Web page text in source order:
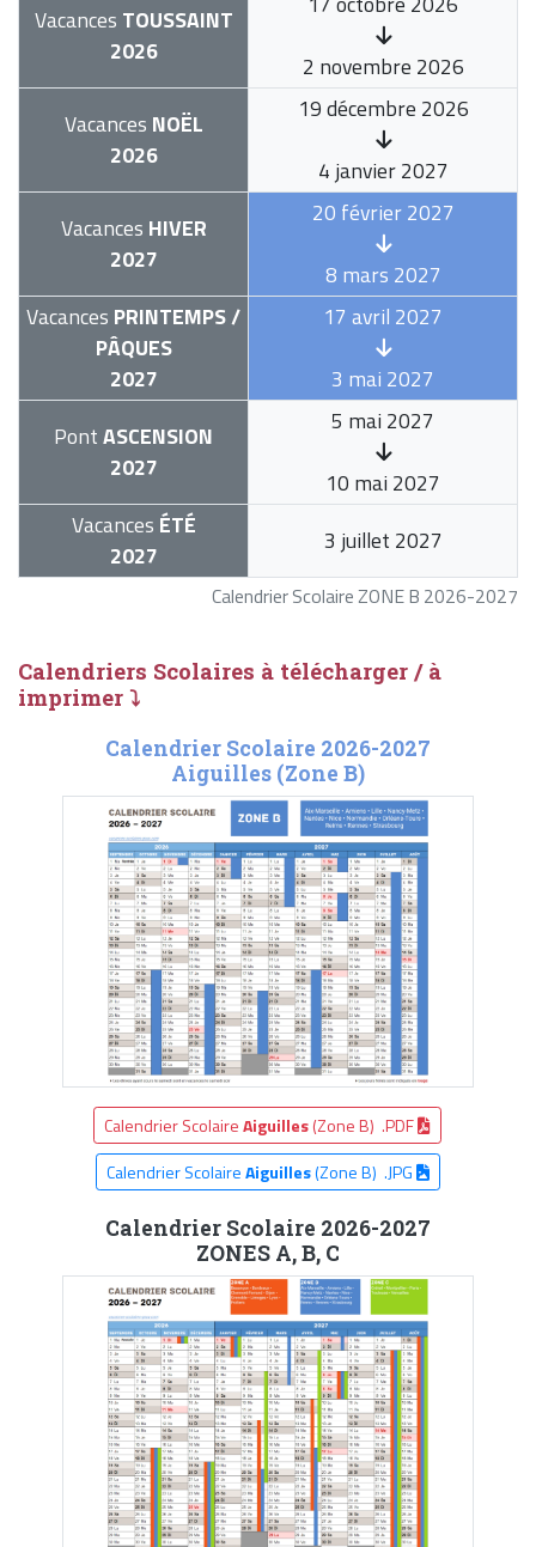
Calendrier Scolaire ZONE B 2026-2027
Vacances TOUSSAINT
2026
2 novembre 2026
Vacances NOËL
2026
19 décembre 2026
4 janvier 2027
Vacances HIVER
2027
20 février 2027
8 mars 2027
Vacances PRINTEMPS /
PÂQUES
2027
17 avril 2027
3 mai 2027
PontASCENSION
2027
5 mai 2027
10 mai 2027
Vacances ÉTÉ
2027
3 juillet 2027
Calendriers Scolaires à télécharger / à
imprimer ⤵
Calendrier Scolaire 2026-2027
Aiguilles (Zone B)
Calendrier ScolaireAiguilles(Zone B) .PDF
Calendrier ScolaireAiguilles(Zone B) .JPG
Calendrier Scolaire 2026-2027
ZONES A, B, C